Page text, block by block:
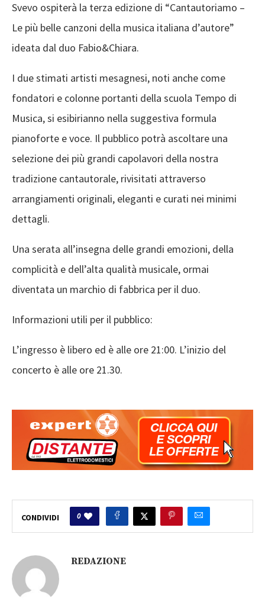
Svevo ospiterà la terza edizione di “Cantautoriamo –
Le più belle canzoni della musica italiana d’autore”
ideata dal duo Fabio&Chiara.
I due stimati artisti mesagnesi, noti anche come
fondatori e colonne portanti della scuola Tempo di
Musica, si esibirianno nella suggestiva formula
pianoforte e voce. Il pubblico potrà ascoltare una
selezione dei più grandi capolavori della nostra
tradizione cantautorale, rivisitati attraverso
arrangiamenti originali, eleganti e curati nei minimi
dettagli.
Una serata all’insegna delle grandi emozioni, della
complicità e dell’alta qualità musicale, ormai
diventata un marchio di fabbrica per il duo.
Informazioni utili per il pubblico:
L’ingresso è libero ed è alle ore 21:00. L’inizio del
concerto è alle ore 21.30. ‎
CONDIVIDI 0
REDAZIONE